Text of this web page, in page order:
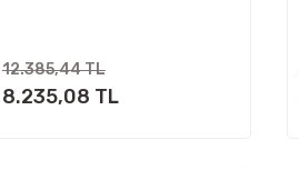
12.385,44 TL
8.235,08 TL